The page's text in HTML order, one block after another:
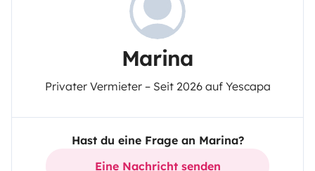
Marina
Privater Vermieter – Seit 2026 auf Yescapa
Hast du eine Frage an Marina?
Eine Nachricht senden